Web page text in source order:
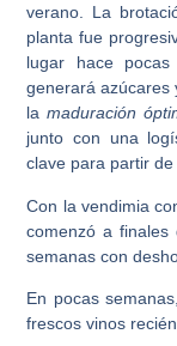
verano. La
planta fue
lugar hace
generará azúcares
la maduración
junto con una
clave para partir
Con la vendimia
comenzó a
semanas con
En pocas
frescos vinos